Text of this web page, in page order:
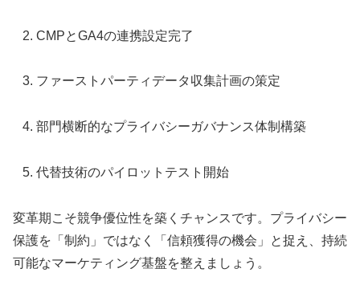
CMPとGA4の連携設定完了
ファーストパーティデータ収集計画の策定
部門横断的なプライバシーガバナンス体制構築
代替技術のパイロットテスト開始
変革期こそ競争優位性を築くチャンスです。プライバシー
保護を「制約」ではなく「信頼獲得の機会」と捉え、持続
可能なマーケティング基盤を整えましょう。